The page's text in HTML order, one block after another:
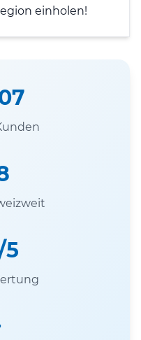
einholen!
5